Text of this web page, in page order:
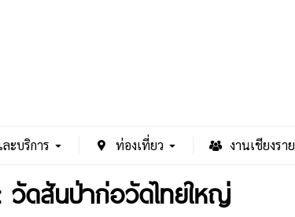
ะบริการ ท่องเที่ยว งานเชียงราย
วัดสันป่าก่อวัดไทยใหญ่